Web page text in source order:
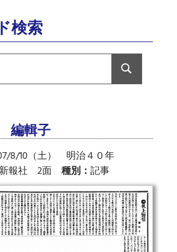
検索
検
索
編輯子
8/10（土） 明治４０年
報社 2面 種別： 記事